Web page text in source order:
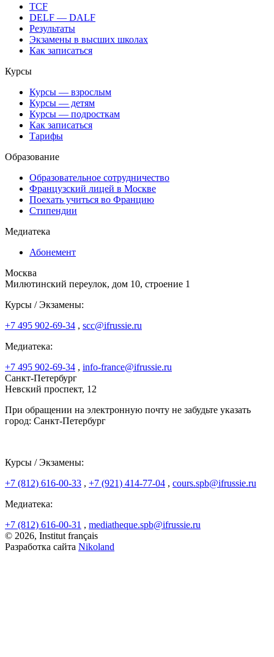
TCF
DELF — DALF
Результаты
Экзамены в высших школах
Как записаться
Курсы
Курсы — взрослым
Курсы — детям
Курсы — подросткам
Как записаться
Тарифы
Образование
Образовательное сотрудничество
Французский лицей в Москве
Поехать учиться во Францию
Стипендии
Медиатека
Абонемент
Москва
Милютинский переулок, дом 10, строение 1
Курсы / Экзамены:
+7 495 902-69-34 , scc@ifrussie.ru
Медиатека:
+7 495 902-69-34 , info-france@ifrussie.ru
Санкт-Петербург
Невский проспект, 12
При обращении на электронную почту не забудьте указать
город: Санкт-Петербург
Курсы / Экзамены:
+7 (812) 616-00-33 , +7 (921) 414-77-04 , cours.spb@ifrussie.ru
Медиатека:
+7 (812) 616-00-31 , mediatheque.spb@ifrussie.ru
© 2026, Institut français
Разработка сайта Nikoland